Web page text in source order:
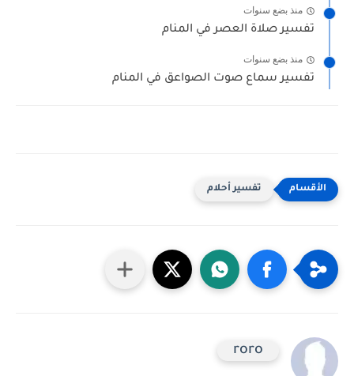
منذ بضع سنوات
تفسير صلاة العصر في المنام
منذ بضع سنوات
تفسير سماع صوت الصواعق في المنام
تفسير أحلام
roro